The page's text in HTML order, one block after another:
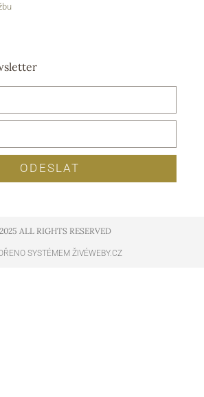
ODESLAT
ALL RIGHTS RESERVED​
SYSTÉMEM ŽIVÉWEBY.CZ